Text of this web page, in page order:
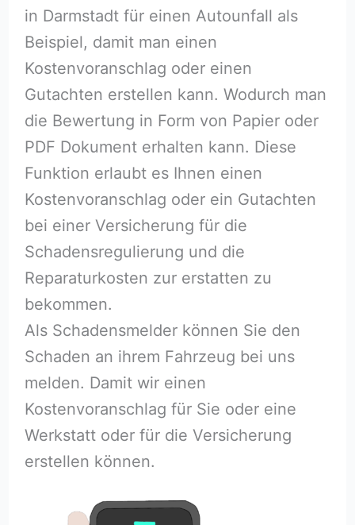
in Darmstadt für einen Autounfall als
Beispiel, damit man einen
Kostenvoranschlag oder einen
Gutachten erstellen kann. Wodurch man
die Bewertung in Form von Papier oder
PDF Dokument erhalten kann. Diese
Funktion erlaubt es Ihnen einen
Kostenvoranschlag oder ein Gutachten
bei einer Versicherung für die
Schadensregulierung und die
Reparaturkosten zur erstatten zu
bekommen.
Als Schadensmelder können Sie den
Schaden an ihrem Fahrzeug bei uns
melden. Damit wir einen
Kostenvoranschlag für Sie oder eine
Werkstatt oder für die Versicherung
erstellen können.